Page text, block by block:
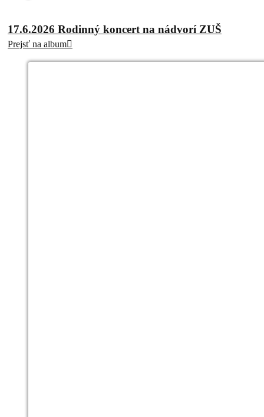
17.6.2026 Rodinný koncert na nádvorí ZUŠ
Prejsť na album